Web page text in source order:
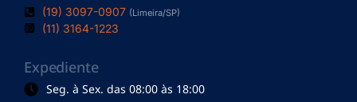
(19) 3097-0907 (Limeira/SP)
(11) 3164-1223
Expediente
Seg. à Sex. das 08:00 às 18:00